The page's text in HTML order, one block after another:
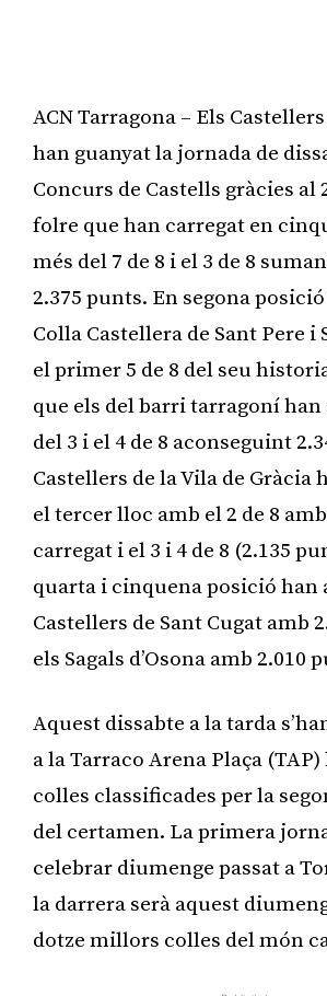
ACN Tarragona – Els
han guanyat la jornada de
Concurs de Castells gràcies al
folre que han carregat en
més del 7 de 8 i el 3 de 8
2.375 punts. En segona
Colla Castellera de Sant Pere i
el primer 5 de 8 del seu
que els del barri tarragoní
del 3 i el 4 de 8 aconseguint
Castellers de la Vila de Gràcia
el tercer lloc amb el 2 de 8
carregat i el 3 i 4 de 8 (2.135
quarta i cinquena posició han
Castellers de Sant Cugat amb
els Sagals d’Osona amb 2.010
Aquest dissabte a la tarda
a la Tarraco Arena Plaça
colles classificades per la
del certamen. La primera
celebrar diumenge passat a
la darrera serà aquest
dotze millors colles del món